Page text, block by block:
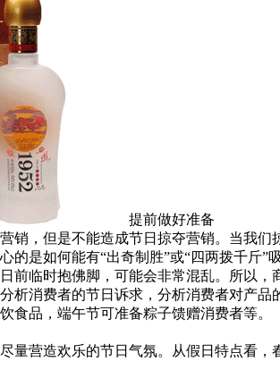
提前做好准备
，但是不能造成节日掠夺营销。当我们
的是如何能有“出奇制胜”或“四两拨千斤
前临时抱佛脚，可能会非常混乱。所以
析消费者的节日诉求，分析消费者对产
食品，端午节可准备粽子馈赠消费者等。
营造欢乐的节日气氛。从假日特点看，